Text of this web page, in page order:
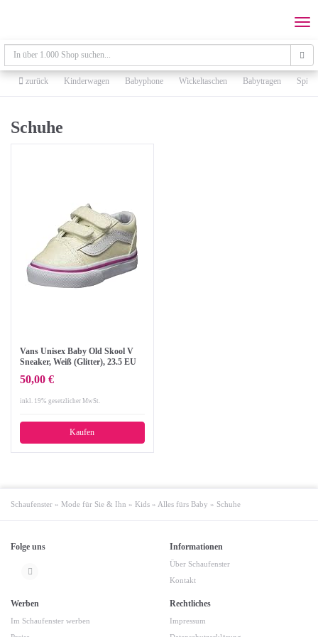
content
zurück Kinderwagen Babyphone Wickeltaschen Babytragen
Schuhe
Vans Unisex Baby Old Skool V
Sneaker, Weiß (Glitter), 23.5 EU
50,00 €
inkl. 19% gesetzlicher MwSt.
Kaufen
Schaufenster » Mode für Sie & Ihn » Kids » Alles fürs Baby » Schuhe
Folge uns Informationen
Über Schaufenster
Kontakt
Werben
Im Schaufenster werben
Rechtliches
Impressum